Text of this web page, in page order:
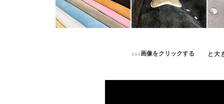
↓↓↓画像をクリックする と大